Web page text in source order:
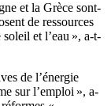
et la Grèce sont-
de ressources
et l’eau », a-t-
de l’énergie
sur l’emploi », a-